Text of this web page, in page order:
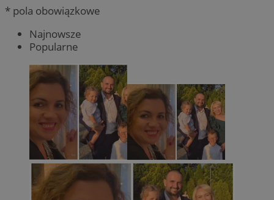
* pola obowiązkowe
Najnowsze
Popularne